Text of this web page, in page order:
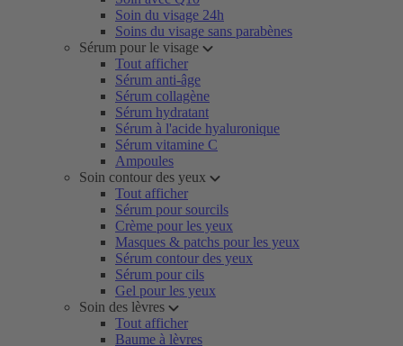
Soin du visage 24h
Soins du visage sans parabènes
Sérum pour le visage
Tout afficher
Sérum anti-âge
Sérum collagène
Sérum hydratant
Sérum à l'acide hyaluronique
Sérum vitamine C
Ampoules
Soin contour des yeux
Tout afficher
Sérum pour sourcils
Crème pour les yeux
Masques & patchs pour les yeux
Sérum contour des yeux
Sérum pour cils
Gel pour les yeux
Soin des lèvres
Tout afficher
Baume à lèvres